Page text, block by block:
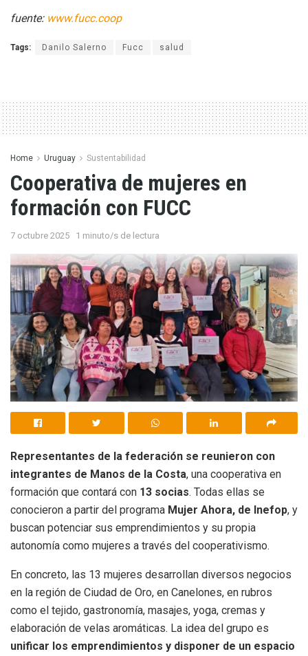
fuente: www.fucc.coop
Tags: Danilo Salerno Fucc salud
Home Uruguay Sustentabilidad
Cooperativa de mujeres en
formación con FUCC
7 octubre 2025 1 minuto/s de lectura
Representantes de la federación se reunieron con
integrantes de Manos de la Costa, una cooperativa en
formación que contará con 13 socias. Todas ellas se
conocieron a partir del programa Mujer Ahora, de Inefop, y
buscan potenciar sus emprendimientos y su propia
autonomía como mujeres a través del cooperativismo.
En concreto, las 13 mujeres desarrollan diversos negocios
en la región de Ciudad de Oro, en Canelones, en rubros
como el tejido, gastronomía, masajes, yoga, cremas y
elaboración de velas aromáticas. La idea del grupo es
unificar los emprendimientos y disponer de un espacio